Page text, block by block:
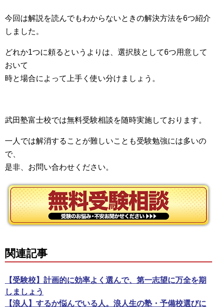
今回は解説を読んでもわからないときの解決方法を6つ紹介
しました。
どれか1つに頼るというよりは、選択肢として6つ用意して
おいて
時と場合によって上手く使い分けましょう。
武田塾富士校では無料受験相談を随時実施しております。
一人では解消することが難しいことも受験勉強には多いの
で、
是非、お問い合わせください。
関連記事
【受験校】計画的に効率よく選んで、第一志望に万全を期
しましょう
【浪人】するか悩んでいる人。浪人生の塾・予備校選びに